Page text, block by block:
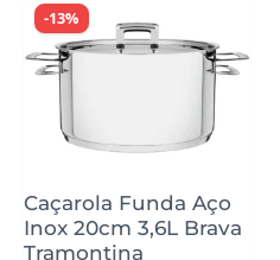
-13%
Caçarola Funda Aço
Inox 20cm 3,6L Brava
Tramontina